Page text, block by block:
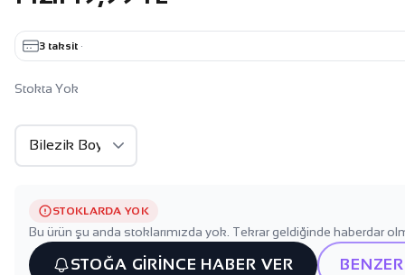
3 taksit ·
Stokta Yok
STOKLARDA YOK
Bu ürün şu anda stoklarımızda yok. Tekrar geldiğinde haberdar
STOĞA GİRİNCE HABER VER